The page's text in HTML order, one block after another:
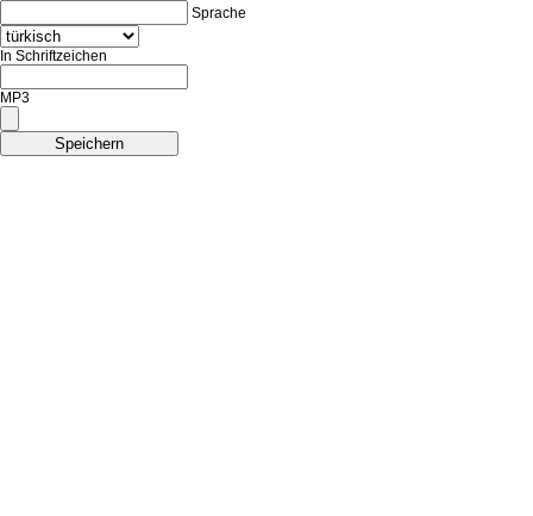
Sprache
In Schriftzeichen
MP3